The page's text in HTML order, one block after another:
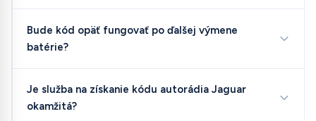
Bude kód opäť fungovať po ďalšej výmene
batérie?
Je služba na získanie kódu autorádia Jaguar
okamžitá?